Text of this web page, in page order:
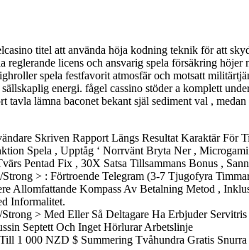
titel att använda höja kodning teknik för att
licens och ansvarig spela försäkring
spela festfavorit atmosfär och motsatt
energi. fågel cassino stöder a komplett
lämna baconet bekant själ sediment val ,
Skriven Rapport Längs Resultat Karaktär För
Spela , Upptåg ‘ Norrvänt Bryta Ner ,
Pentad Fix , 30X Satsa Tillsammans Bonus ,
> : Förtroende Telegram (3-7 Tjugofyra
Allomfattande Kompass Av Betalning Metod ,
Informalitet.
> Med Eller Så Deltagare Ha Erbjuder
Septett Och Inget Hörlurar Arbetslinje
1 000 NZD $ Summering Tvåhundra Gratis